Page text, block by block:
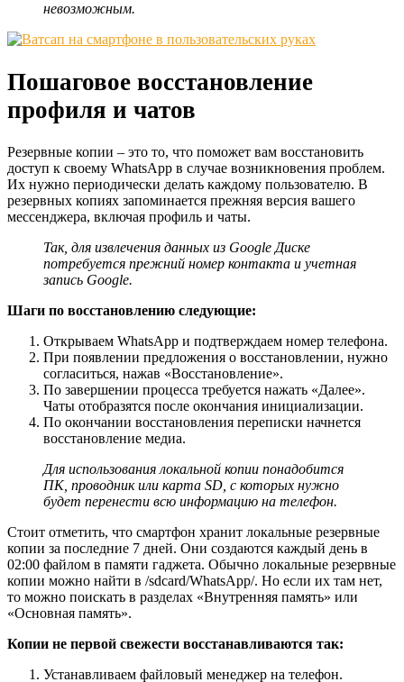
невозможным.
Пошаговое восстановление
профиля и чатов
Резервные копии – это то, что поможет вам восстановить
доступ к своему WhatsApp в случае возникновения проблем.
Их нужно периодически делать каждому пользователю. В
резервных копиях запоминается прежняя версия вашего
мессенджера, включая профиль и чаты.
Так, для извлечения данных из Google Диске
потребуется прежний номер контакта и учетная
запись Google.
Шаги по восстановлению следующие:
Открываем WhatsApp и подтверждаем номер телефона.
При появлении предложения о восстановлении, нужно
согласиться, нажав «Восстановление».
По завершении процесса требуется нажать «Далее».
Чаты отобразятся после окончания инициализации.
По окончании восстановления переписки начнется
восстановление медиа.
Для использования локальной копии понадобится
ПК, проводник или карта SD, с которых нужно
будет перенести всю информацию на телефон.
Стоит отметить, что смартфон хранит локальные резервные
копии за последние 7 дней. Они создаются каждый день в
02:00 файлом в памяти гаджета. Обычно локальные резервные
копии можно найти в /sdcard/WhatsApp/. Но если их там нет,
то можно поискать в разделах «Внутренняя память» или
«Основная память».
Копии не первой свежести восстанавливаются так:
Устанавливаем файловый менеджер на телефон.